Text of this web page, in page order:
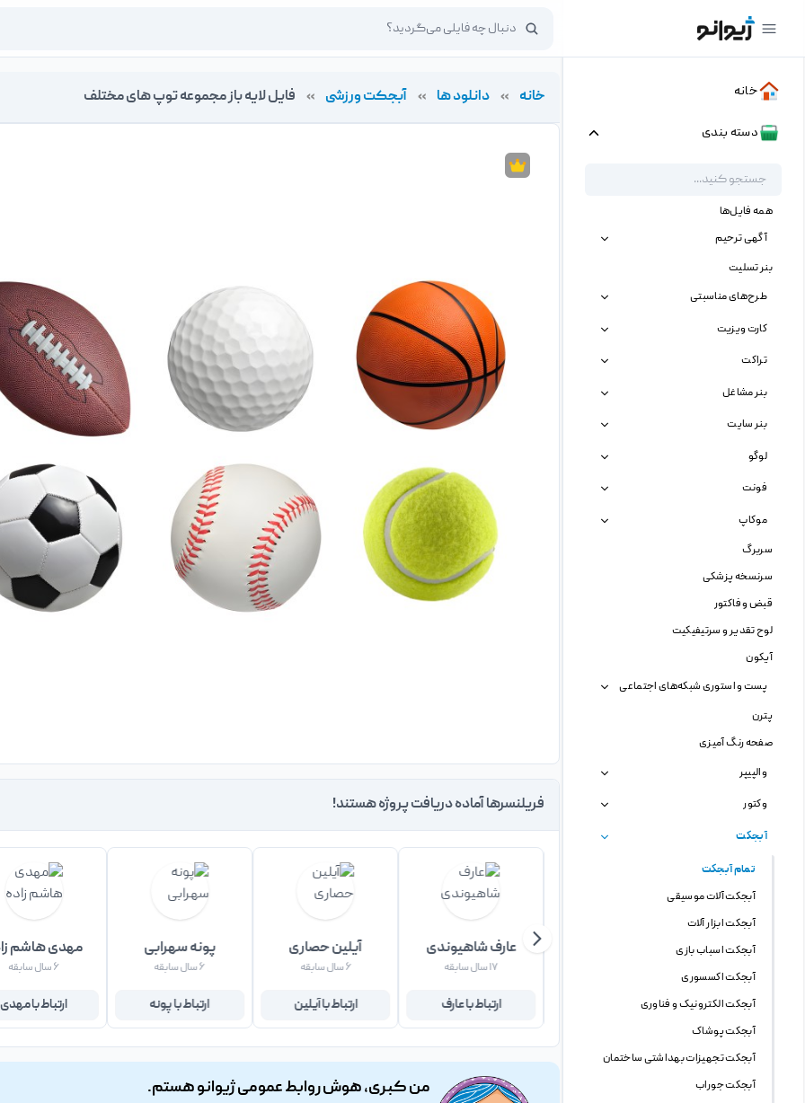
خانه
دسته بندی
همه فایل‌ها
آگهی ترحیم
بنر تسلیت
طرح‌های مناسبتی
کارت ویزیت
تراکت
بنر مشاغل
بنر سایت
لوگو
فونت
موکاپ
سربرگ
سرنسخه پزشکی
قبض و فاکتور
لوح تقدیر و سرتیفیکیت
آیکون
پست و استوری شبکه‌های اجتماعی
پترن
صفحه رنگ آمیزی
والپیپر
وکتور
آبجکت
تمام آبجکت
آبجکت آلات موسیقی
آبجکت ابزار آلات
آبجکت اسباب بازی
آبجکت اکسسوری
آبجکت الکترونیک و فناوری
آبجکت پوشاک
آبجکت تجهیزات بهداشتی ساختمان
آبجکت جوراب
خانه » دانلود ها » آبجکت ورزشی » فایل لایه باز مجموعه توپ های مختلف
فریلنسرها آماده دریافت پروژه هستند!
ارتباط با مسعود
عارف شاهیوندی
۱۷ سال سابقه
ارتباط با عارف
آیلین حصاری
۶ سال سابقه
ارتباط با آیلین
پونه سهرابی
۶ سال سابقه
ارتباط با پونه
مهدی هاشم
۶ سال سابقه
ارتباط با مهدی
من کبری، هوش روابط عمومی ژیوانو هستم.